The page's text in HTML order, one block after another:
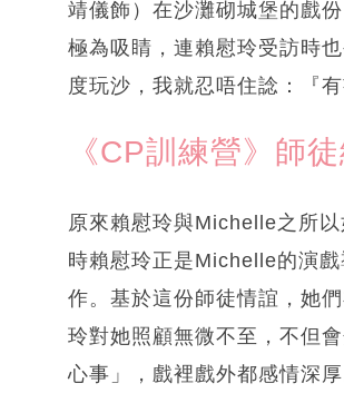
靖儀飾）在沙灘砌城堡的戲
極為吸睛，連賴慰玲受訪時
度玩沙，我就忍唔住諗：『
《CP訓練營》師
原來賴慰玲與Michelle之所
時賴慰玲正是Michelle的演
作。基於這份師徒情誼，她
玲對她照顧無微不至，不但
心事」，戲裡戲外都感情深厚